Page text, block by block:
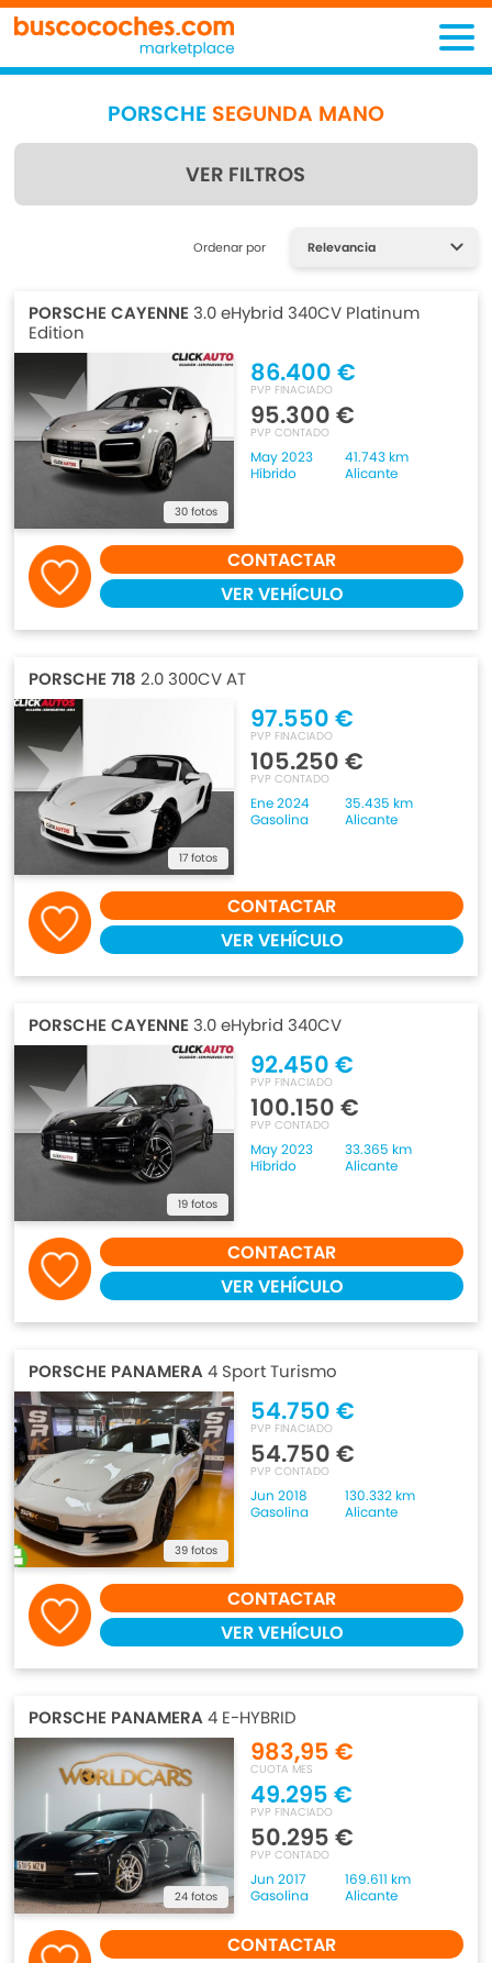
PORSCHE SEGUNDA MANO
VER FILTROS
Encuentra lo que estás
Ordenar por
PORSCHE CAYENNE 3.0 eHybrid 340CV Platinum
Edition
30 fotos
86.400 €
PVP FINACIADO
95.300 €
PVP CONTADO
May 2023
41.743 km
Híbrido
Alicante
CONTACTAR
VER VEHÍCULO
PORSCHE 718 2.0 300CV AT
17 fotos
97.550 €
PVP FINACIADO
105.250 €
PVP CONTADO
Ene 2024
35.435 km
Gasolina
Alicante
CONTACTAR
VER VEHÍCULO
PORSCHE CAYENNE 3.0 eHybrid 340CV
19 fotos
92.450 €
PVP FINACIADO
100.150 €
PVP CONTADO
May 2023
33.365 km
Híbrido
Alicante
CONTACTAR
VER VEHÍCULO
PORSCHE PANAMERA4 Sport Turismo
39 fotos
54.750 €
PVP FINACIADO
54.750 €
PVP CONTADO
Jun 2018
130.332 km
Gasolina
Alicante
CONTACTAR
VER VEHÍCULO
PORSCHE PANAMERA4 E-HYBRID
24 fotos
983,95 €
CUOTA MES
49.295 €
PVP FINACIADO
50.295 €
PVP CONTADO
Jun 2017
169.611 km
Gasolina
Alicante
CONTACTAR